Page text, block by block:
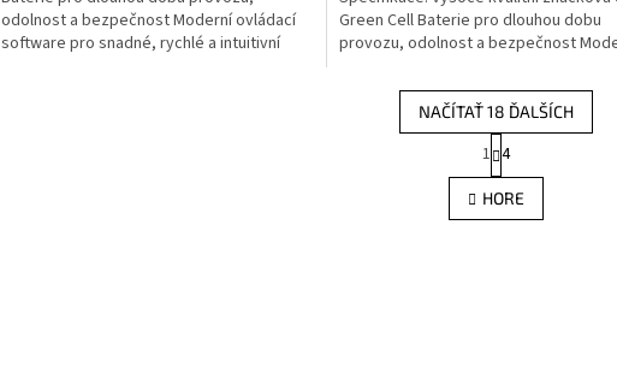
odolnost a bezpečnost Moderní ovládací
software pro snadné, rychlé a intuitivní
Green Cell Baterie pro dlouhou dobu
provozu, odolnost a bezpečnost
O
v
l
NAČÍTAŤ 18 ĎALŠÍCH
S
t
r
á
n
1 4
HORE